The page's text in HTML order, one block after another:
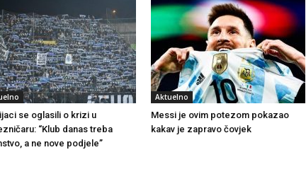
se oglasili o krizi u
“Klub danas treba
a ne nove podjele”
Aktuelno
Messi je ovim potezom pokazao
kakav je zapravo čovjek